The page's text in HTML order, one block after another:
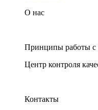
О нас
Принципы работы с
Центр контроля
Контакты